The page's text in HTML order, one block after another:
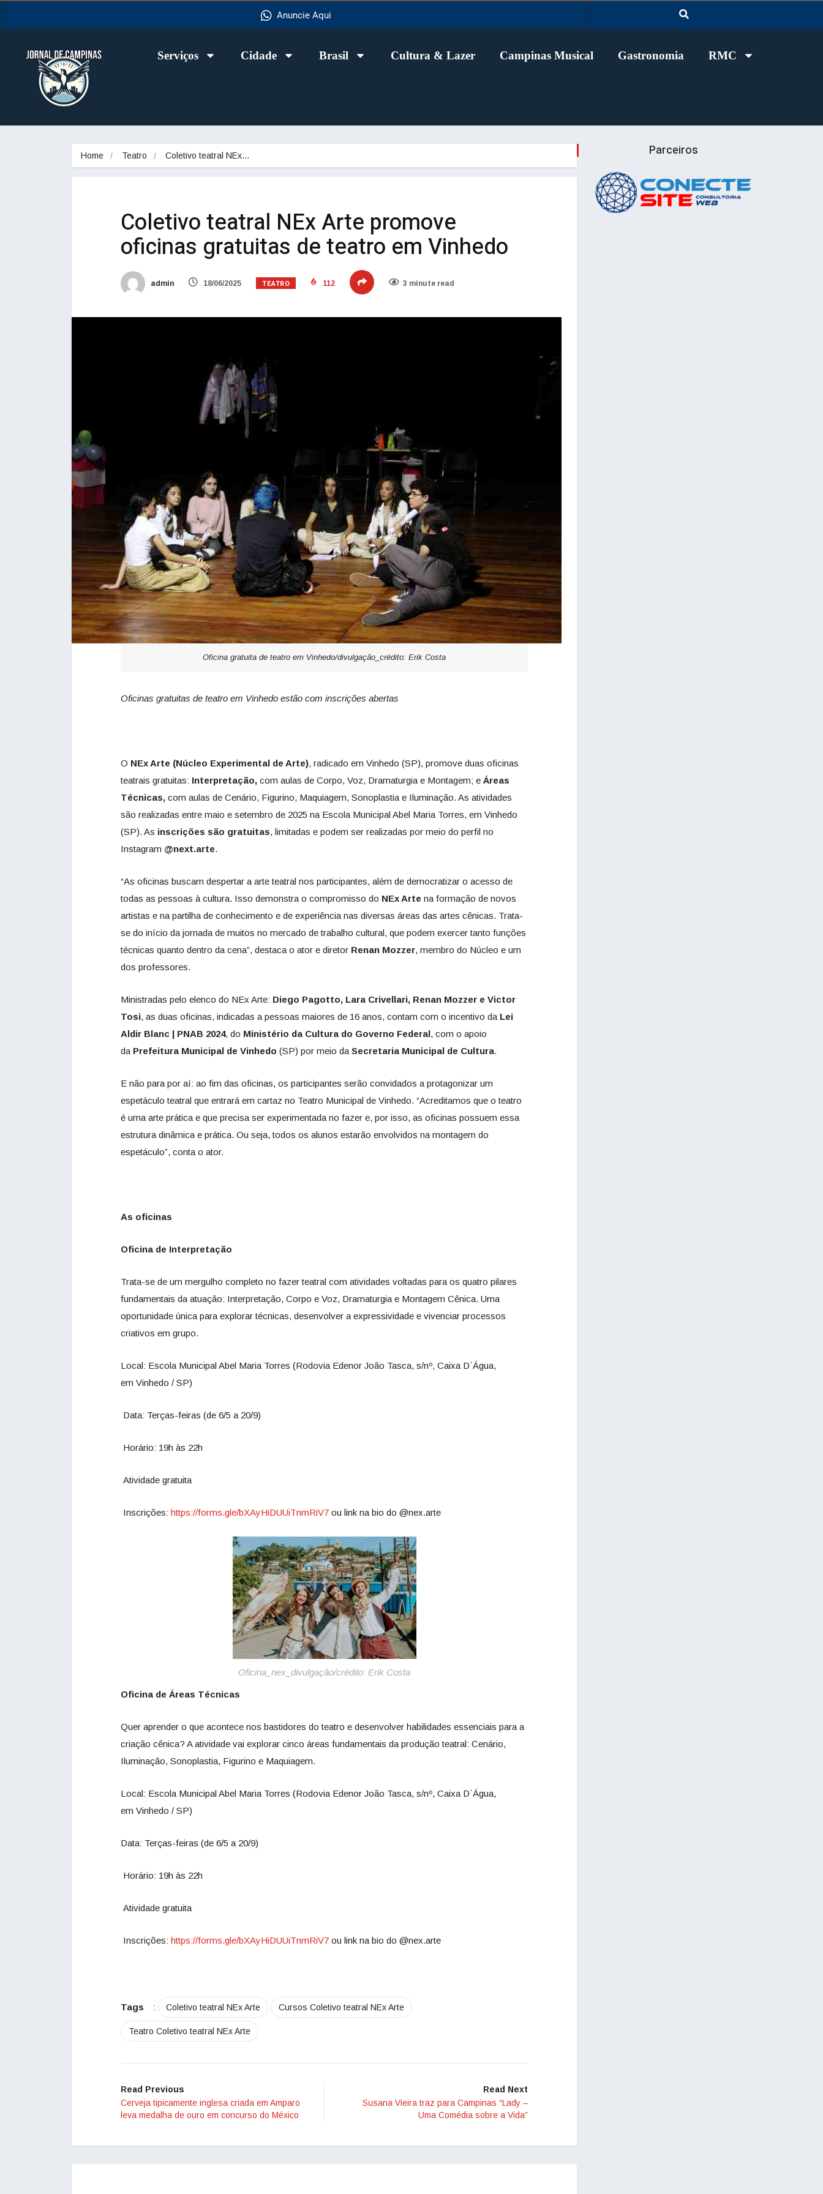
Anuncie Aqui
Serviços Cidade Brasil Cultura & Lazer Campinas Musical Gastronomia RMC
Home Teatro Coletivo teatral NEx…
Coletivo teatral NEx Arte promove
oficinas gratuitas de teatro em Vinhedo
admin 18/06/2025 TEATRO 112 3 minute read
Oficina gratuita de teatro em Vinhedo/divulgação_crédito: Erik Costa
Oficinas gratuitas de teatro em Vinhedo estão com inscrições abertas
O NEx Arte (Núcleo Experimental de Arte), radicado em Vinhedo (SP), promove duas oficinas
teatrais gratuitas: Interpretação, com aulas de Corpo, Voz, Dramaturgia e Montagem; e Áreas
Técnicas, com aulas de Cenário, Figurino, Maquiagem, Sonoplastia e Iluminação. As atividades
são realizadas entre maio e setembro de 2025 na Escola Municipal Abel Maria Torres, em Vinhedo
(SP). As inscrições são gratuitas, limitadas e podem ser realizadas por meio do perfil no
Instagram @next.arte.
“As oficinas buscam despertar a arte teatral nos participantes, além de democratizar o acesso de
todas as pessoas à cultura. Isso demonstra o compromisso do NEx Arte na formação de novos
artistas e na partilha de conhecimento e de experiência nas diversas áreas das artes cênicas. Trata-
se do início da jornada de muitos no mercado de trabalho cultural, que podem exercer tanto funções
técnicas quanto dentro da cena”, destaca o ator e diretor Renan Mozzer, membro do Núcleo e um
dos professores.
Ministradas pelo elenco do NEx Arte: Diego Pagotto, Lara Crivellari, Renan Mozzer e Victor
Tosi, as duas oficinas, indicadas a pessoas maiores de 16 anos, contam com o incentivo da Lei
Aldir Blanc | PNAB 2024, do Ministério da Cultura do Governo Federal, com o apoio
da Prefeitura Municipal de Vinhedo (SP) por meio da Secretaria Municipal de Cultura.
E não para por aí: ao fim das oficinas, os participantes serão convidados a protagonizar um
espetáculo teatral que entrará em cartaz no Teatro Municipal de Vinhedo. “Acreditamos que o teatro
é uma arte prática e que precisa ser experimentada no fazer e, por isso, as oficinas possuem essa
estrutura dinâmica e prática. Ou seja, todos os alunos estarão envolvidos na montagem do
espetáculo”, conta o ator.
As oficinas
Oficina de Interpretação
Trata-se de um mergulho completo no fazer teatral com atividades voltadas para os quatro pilares
fundamentais da atuação: Interpretação, Corpo e Voz, Dramaturgia e Montagem Cênica. Uma
oportunidade única para explorar técnicas, desenvolver a expressividade e vivenciar processos
criativos em grupo.
Local: Escola Municipal Abel Maria Torres (Rodovia Edenor João Tasca, s/nº, Caixa D´Água,
em Vinhedo / SP)
Data: Terças-feiras (de 6/5 a 20/9)
Horário: 19h às 22h
Atividade gratuita
Inscrições: https://forms.gle/bXAyHiDUUiTnmRiV7 ou link na bio do @nex.arte
Oficina_nex_divulgação/crédito: Erik Costa
Oficina de Áreas Técnicas
Quer aprender o que acontece nos bastidores do teatro e desenvolver habilidades essenciais para a
criação cênica? A atividade vai explorar cinco áreas fundamentais da produção teatral: Cenário,
Iluminação, Sonoplastia, Figurino e Maquiagem.
Local: Escola Municipal Abel Maria Torres (Rodovia Edenor João Tasca, s/nº, Caixa D´Água,
em Vinhedo / SP)
Data: Terças-feiras (de 6/5 a 20/9)
Horário: 19h às 22h
Atividade gratuita
Inscrições: https://forms.gle/bXAyHiDUUiTnmRiV7 ou link na bio do @nex.arte
Tags : Coletivo teatral NEx Arte Cursos Coletivo teatral NEx Arte
Teatro Coletivo teatral NEx Arte
Read Previous
Cerveja tipicamente inglesa criada em Amparo
leva medalha de ouro em concurso do México
Read Next
Susana Vieira traz para Campinas “Lady –
Uma Comédia sobre a Vida”
Parceiros